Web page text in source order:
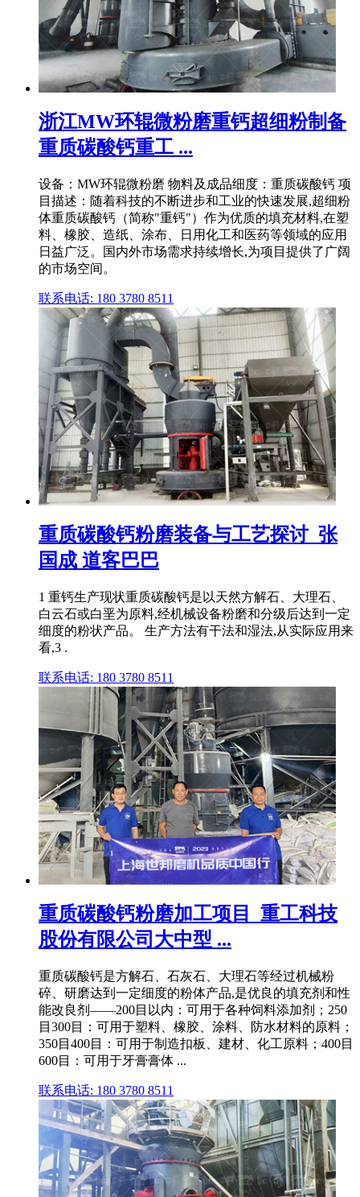
浙江MW环辊微粉磨重钙超细粉制备
重质碳酸钙重工 ...
设备：MW环辊微粉磨 物料及成品细度：重质碳酸钙 项
目描述：随着科技的不断进步和工业的快速发展,超细粉
体重质碳酸钙（简称"重钙"）作为优质的填充材料,在塑
料、橡胶、造纸、涂布、日用化工和医药等领域的应用
日益广泛。国内外市场需求持续增长,为项目提供了广阔
的市场空间。
联系电话: 180 3780 8511
重质碳酸钙粉磨装备与工艺探讨_张
国成 道客巴巴
1 重钙生产现状重质碳酸钙是以天然方解石、大理石、
白云石或白垩为原料,经机械设备粉磨和分级后达到一定
细度的粉状产品。 生产方法有干法和湿法,从实际应用来
看,3 .
联系电话: 180 3780 8511
重质碳酸钙粉磨加工项目_重工科技
股份有限公司大中型 ...
重质碳酸钙是方解石、石灰石、大理石等经过机械粉
碎、研磨达到一定细度的粉体产品,是优良的填充剂和性
能改良剂——200目以内：可用于各种饲料添加剂；250
目300目：可用于塑料、橡胶、涂料、防水材料的原料；
350目400目：可用于制造扣板、建材、化工原料；400目
600目：可用于牙膏膏体 ...
联系电话: 180 3780 8511